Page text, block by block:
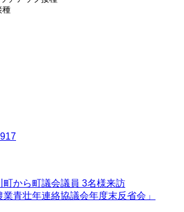
種
町から町議会議員 3名様来訪
業青壮年連絡協議会年度末反省会」